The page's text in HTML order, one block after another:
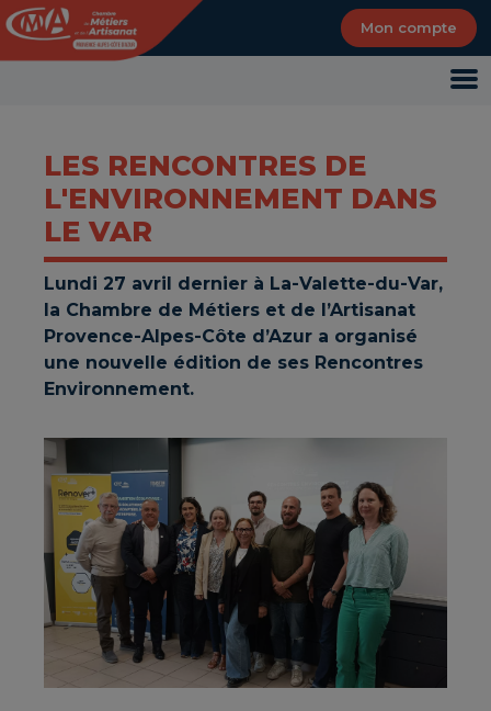
Mon compte
LES RENCONTRES DE
L'ENVIRONNEMENT DANS
LE VAR
Lundi 27 avril dernier à La-Valette-du-Var,
la Chambre de Métiers et de l’Artisanat
Provence-Alpes-Côte d’Azur a organisé
une nouvelle édition de ses Rencontres
Environnement.
Panneau de gestion des cookies